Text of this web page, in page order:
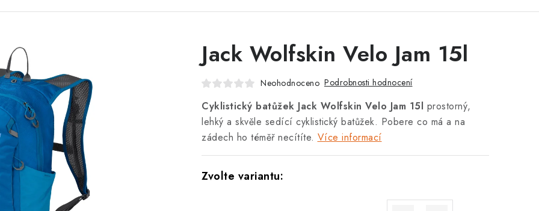
Jack Wolfskin Velo Jam 15l
Neohodnoceno Podrobnosti hodnocení
Cyklistický batůžek Jack Wolfskin Velo Jam 15l prostorný,
lehký a skvěle sedící cyklistický batůžek. Pobere co má a na
zádech ho téměř necítíte. Více informací